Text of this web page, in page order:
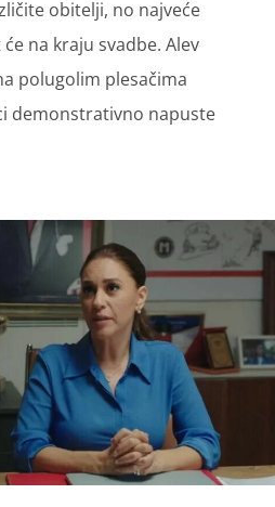
obitelji, no najveće
na kraju svadbe. Alev
polugolim plesačima
demonstrativno napuste